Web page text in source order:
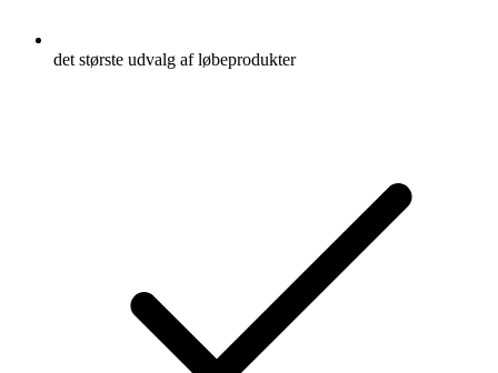
det største udvalg af løbeprodukter